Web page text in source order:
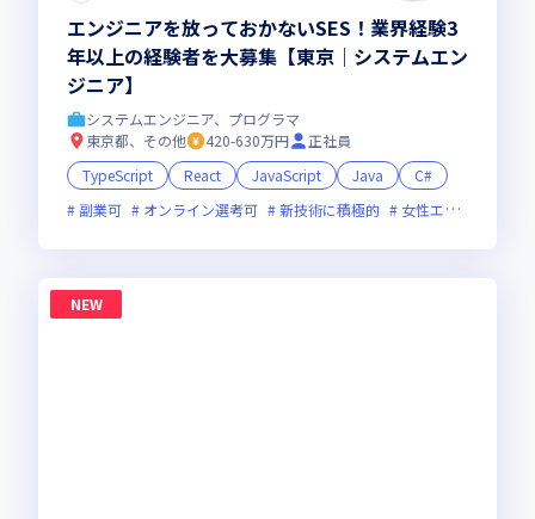
エンジニアを放っておかないSES！業界経験3
年以上の経験者を大募集【東京｜システムエン
ジニア】
システムエンジニア、プログラマ
東京都、その他
420-630万円
正社員
TypeScript
React JavaScript Java
C#
副業可
オンライン選考可 新技術に積極的 女性エンジニアが活躍中
NEW